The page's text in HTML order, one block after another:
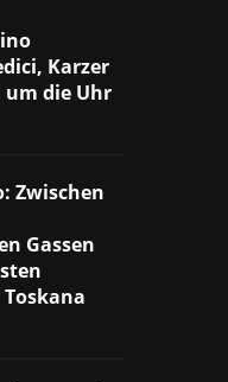
Karzer
die Uhr
Zwischen
Gassen